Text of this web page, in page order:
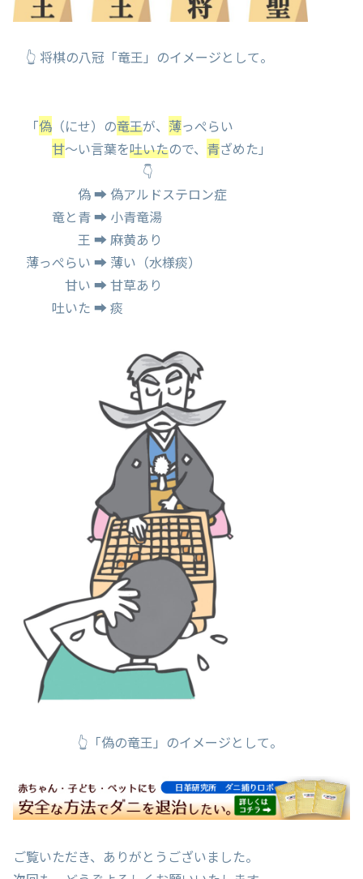
👆 将棋の八冠「竜王」のイメージとして。
「偽 （にせ）の竜王が、 薄っぺらい
甘～い言葉を吐いたので、 青ざめた」
👇
偽 ➡ 偽アルドステロン症
竜と青 ➡ 小青竜湯
王 ➡ 麻黄あり
薄っぺらい ➡ 薄い（水様痰）
甘い ➡ 甘草あり
吐いた ➡ 痰
👆「偽の竜王」のイメージとして。
ご覧いただき、ありがとうございました。